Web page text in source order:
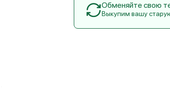
Обменяйте свою
Выкупим вашу